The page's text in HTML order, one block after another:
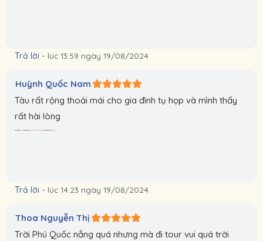
Trả lời - lúc 13:59 ngày 19/08/2024
Huỳnh Quốc Nam
Tàu rất rộng thoải mái cho gia đình tụ họp và mình thấy
rất hài lòng
Trả lời - lúc 14:23 ngày 19/08/2024
Thoa Nguyễn Thị
Trời Phú Quốc nắng quá nhưng mà đi tour vui quá trời